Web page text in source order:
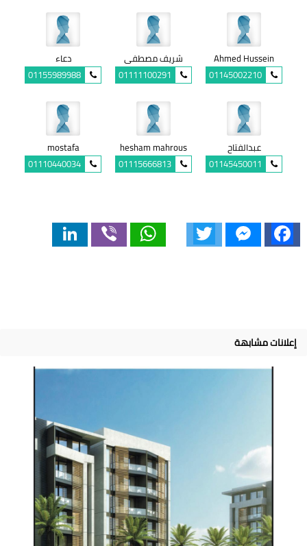
Ahmed Hussein
01145002210
شريف مصطفى
01111100291
دعاء
01155989988
عبدالفتاح
01145450011
hesham mahrous
01115666813
mostafa
01110440034
Facebook
Messenger
Twitter
WhatsApp
Viber
LinkedIn
إعلانات مشابهة